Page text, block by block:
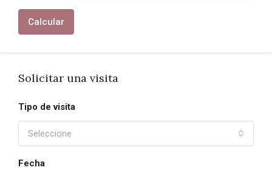
Calcular
Solicitar una visita
Tipo de visita
Seleccione
Fecha